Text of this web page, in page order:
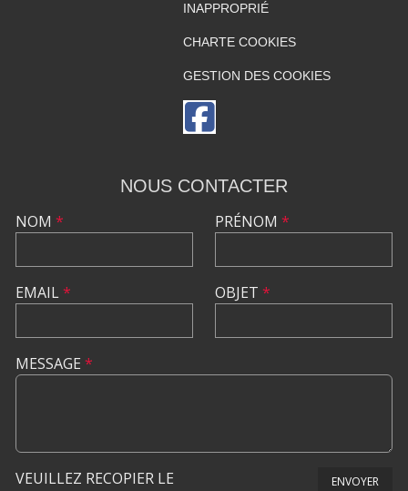
INAPPROPRIÉ
CHARTE COOKIES
GESTION DES COOKIES
NOUS CONTACTER
NOM *
EMAIL*
PRÉNOM *
OBJET *
MESSAGE *
VEUILLEZ RECOPIER LE
ENVOYER